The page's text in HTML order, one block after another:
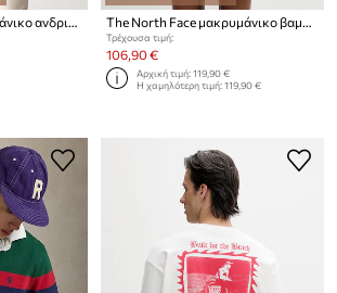
Τρέχουσα τιμή:
106,90 €
Αρχική τιμή:119,90 €
Η χαμηλότερη τιμή:119,90 €